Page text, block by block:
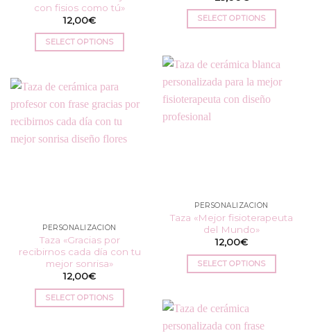
SELECT OPTIONS
con fisios como tú»
12,00€
SELECT OPTIONS
PERSONALIZACIÓN
Taza «Mejor fisioterapeuta
del Mundo»
12,00€
SELECT OPTIONS
PERSONALIZACIÓN
Taza «Gracias por
recibirnos cada día con tu
mejor sonrisa»
12,00€
SELECT OPTIONS